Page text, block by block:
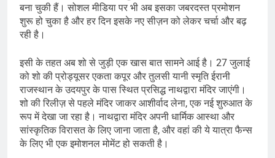
बना चुकी हैं। सोशल मीडिया पर भी अब इसका जबरदस्त प्रमोशन
शुरू हो चुका है और हर दिन इसके नए सीज़न को लेकर चर्चा और बढ़
रही है।
इसी के तहत अब शो से जुड़ी एक खास बात सामने आई है। 27 जुलाई
को शो की प्रोड्यूसर एकता कपूर और तुलसी यानी स्मृति ईरानी
राजस्थान के उदयपुर के पास स्थित प्रसिद्ध नाथद्वारा मंदिर जाएंगी।
शो की रिलीज़ से पहले मंदिर जाकर आशीर्वाद लेना, एक नई शुरुआत के
रूप में देखा जा रहा है। नाथद्वारा मंदिर अपनी धार्मिक आस्था और
सांस्कृतिक विरासत के लिए जाना जाता है, और वहां की ये यात्रा फैन्स
के लिए भी एक इमोशनल मोमेंट हो सकती है।